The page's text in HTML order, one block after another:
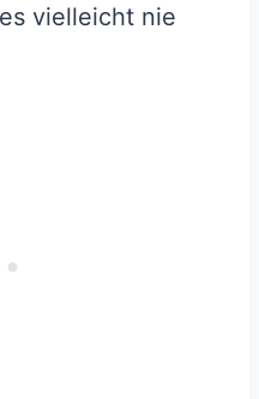
vielleicht nie